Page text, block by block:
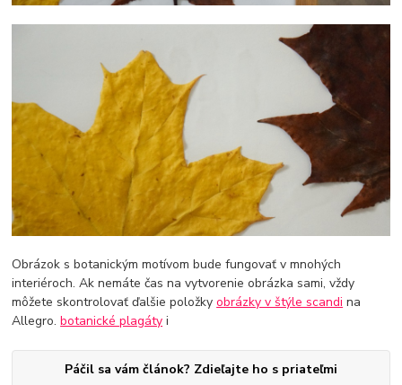
Obrázok s botanickým motívom bude fungovať v mnohých
interiéroch. Ak nemáte čas na vytvorenie obrázka sami, vždy
môžete skontrolovať ďalšie položkyobrázky v štýle scandi na
Allegro.botanické plagáty i
Páčil sa vám článok? Zdieľajte ho s priateľmi